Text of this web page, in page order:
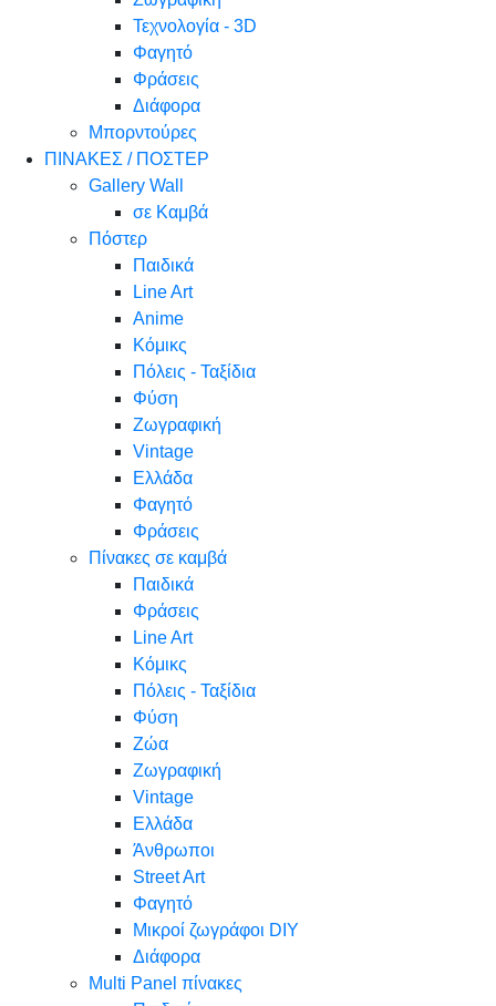
Τεχνολογία - 3D
Φαγητό
Φράσεις
Διάφορα
Μπορντούρες
ΠΙΝΑΚΕΣ / ΠΟΣΤΕΡ
Gallery Wall
σε Καμβά
Πόστερ
Παιδικά
Line Art
Anime
Κόμικς
Πόλεις - Ταξίδια
Φύση
Ζωγραφική
Vintage
Ελλάδα
Φαγητό
Φράσεις
Πίνακες σε καμβά
Παιδικά
Φράσεις
Line Art
Κόμικς
Πόλεις - Ταξίδια
Φύση
Ζώα
Ζωγραφική
Vintage
Ελλάδα
Άνθρωποι
Street Art
Φαγητό
Μικροί ζωγράφοι DIY
Διάφορα
Multi Panel πίνακες